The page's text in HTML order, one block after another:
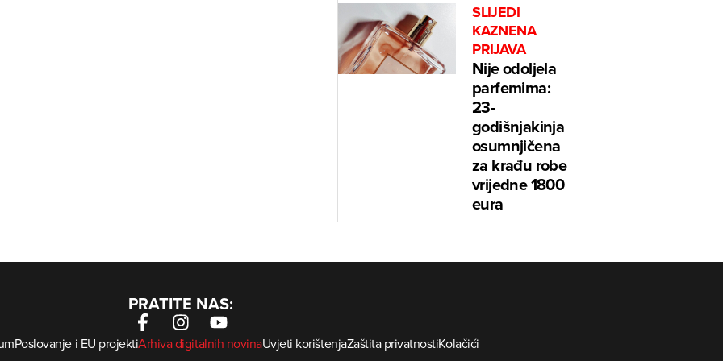
SLIJEDI
KAZNENA
PRIJAVA
Nije odoljela
parfemima:
23-
godišnjakinja
osumnjičena
za krađu robe
vrijedne 1800
eura
PRATITE NAS:
Poslovanje i EU projektiArhiva digitalnih novinaUvjeti korištenjaZaštita privatnostiKolačići